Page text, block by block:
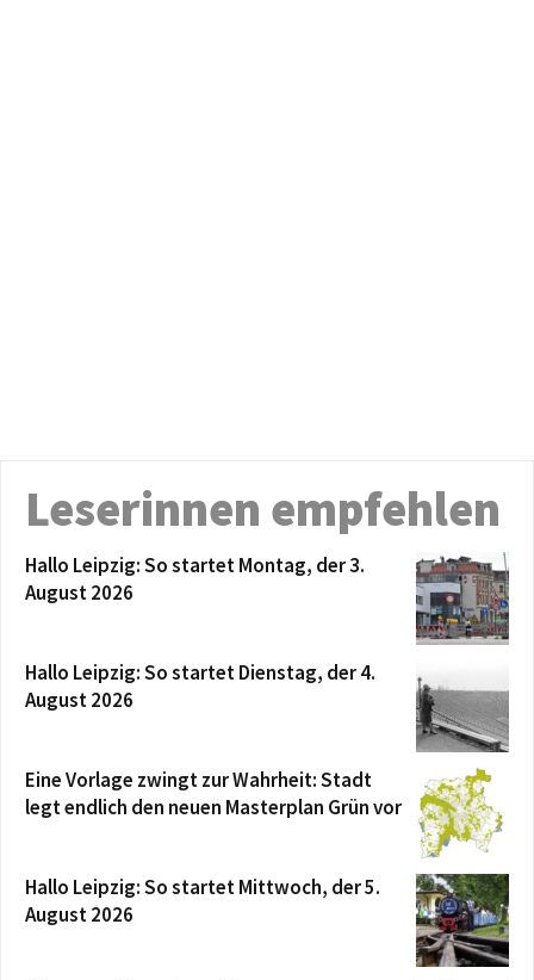
Leserinnen empfehlen
Hallo Leipzig: So startet Montag, der 3.
August 2026
Hallo Leipzig: So startet Dienstag, der 4.
August 2026
Eine Vorlage zwingt zur Wahrheit: Stadt
legt endlich den neuen Masterplan Grün vor
Hallo Leipzig: So startet Mittwoch, der 5.
August 2026